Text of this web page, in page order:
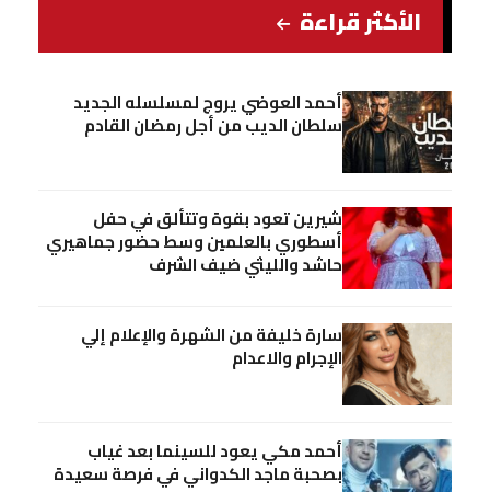
الأكثر قراءة
أحمد العوضي يروج لمسلسله الجديد
سلطان الديب من أجل رمضان القادم
شيرين تعود بقوة وتتألق في حفل
أسطوري بالعلمين وسط حضور جماهيري
حاشد والليثي ضيف الشرف
سارة خليفة من الشهرة والإعلام إلي
الإجرام والاعدام
أحمد مكي يعود للسينما بعد غياب
بصحبة ماجد الكدواني في فرصة سعيدة